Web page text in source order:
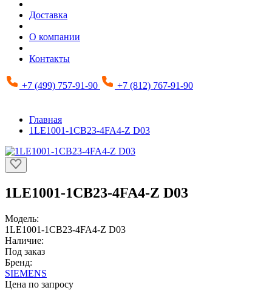
Доставка
О компании
Контакты
+7 (499) 757-91-90 +7 (812) 767-91-90
Главная
1LE1001-1CB23-4FA4-Z D03
1LE1001-1CB23-4FA4-Z D03
Модель:
1LE1001-1CB23-4FA4-Z D03
Наличие:
Под заказ
Бренд:
SIEMENS
Цена по запросу